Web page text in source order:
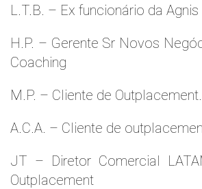
L.T.B. – Ex funcionário da Agnis
H.P. – Gerente Sr Novos
Coaching
M.P. – Cliente de Outplacement.
A.C.A. – Cliente de
JT – Diretor Comercial
Outplacement